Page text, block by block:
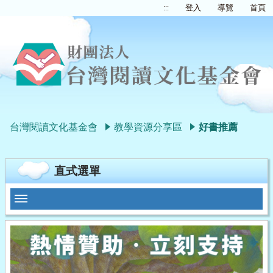
::: 登入 導覽 首頁
台灣閱讀文化基金會 教學資源分享區 好書推薦
直式選單